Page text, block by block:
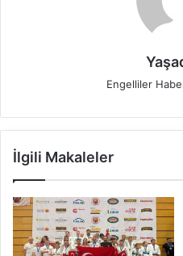
Engelliler
İlgili Makaleler